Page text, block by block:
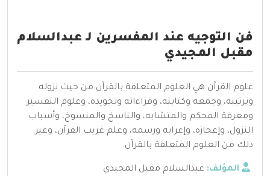
فن التوجيه عند المفسرين لـ عبدالسلام
مقبل المجيدي
علوم القرآن هي العلوم المتعلقة بالقرآن من حيث نزوله
وترتيبه، وجمعه وكتابته، وقراءاته وتجويده، وعلوم التفسير
ومعرفة المحكم والمتشابه، والناسخ والمنسوخ، وأسباب
النزول، وإعجازه، وإعرابه ورسمه، وعلم غريب القرآن، وغير
ذلك من العلوم المتعلقة بالقرآن.
المؤلف: عبدالسلام مقبل المجيدي